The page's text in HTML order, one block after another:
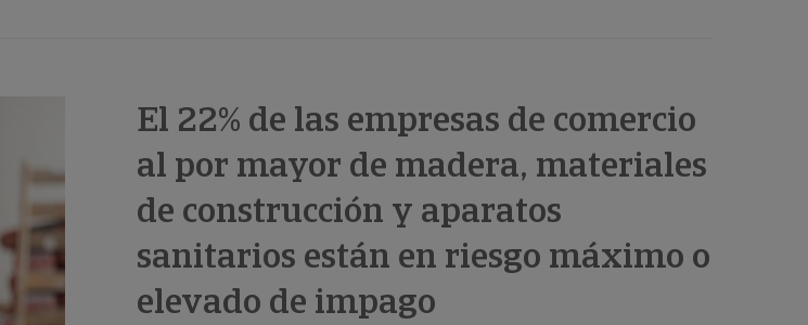
El 22% de las empresas de comercio
al por mayor de madera, materiales
de construcción y aparatos
sanitarios están en riesgo máximo o
elevado de impago